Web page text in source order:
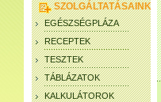
SZOLGÁLTATÁSAINK
EGÉSZSÉGPLÁZA
RECEPTEK
TESZTEK
TÁBLÁZATOK
KALKULÁTOROK